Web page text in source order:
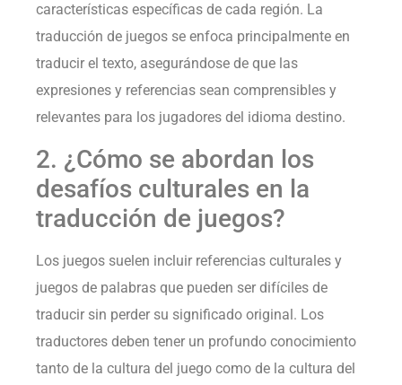
características específicas de cada región. La
traducción de juegos se enfoca principalmente en
traducir el texto, asegurándose de que las
expresiones y referencias sean comprensibles y
relevantes para los jugadores del idioma destino.
2. ¿Cómo se abordan los
desafíos culturales en la
traducción de juegos?
Los juegos suelen incluir referencias culturales y
juegos de palabras que pueden ser difíciles de
traducir sin perder su significado original. Los
traductores deben tener un profundo conocimiento
tanto de la cultura del juego como de la cultura del